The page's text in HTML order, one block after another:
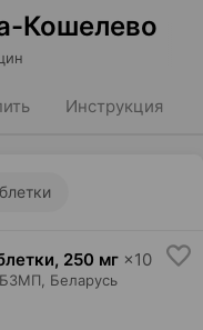
Кошелево
Инструкция
, 250 мг ×10
БЗМП , Беларусь